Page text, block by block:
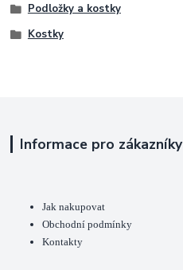
Podložky a kostky
Kostky
Informace pro zákazníky
Jak nakupovat
Obchodní podmínky
Kontakty